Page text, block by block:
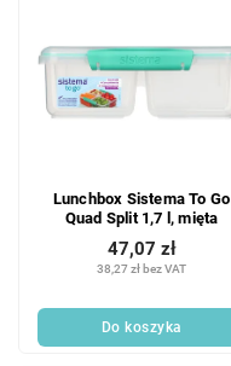
Lunchbox Sistema To Go
Quad Split 1,7 l, mięta
38,27 zł bez VAT
47,07 zł
Do koszyka